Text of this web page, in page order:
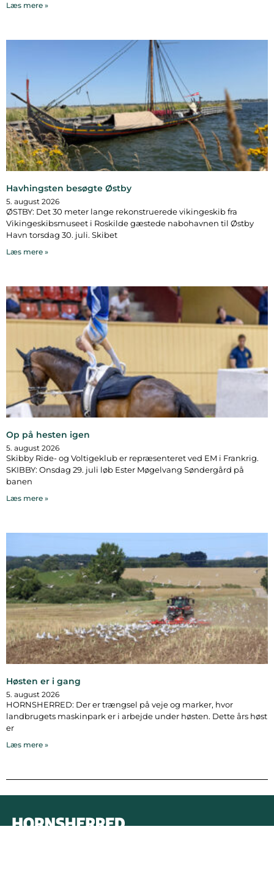
Læs mere »
Havhingsten besøgte Østby
5. august 2026
ØSTBY: Det 30 meter lange rekonstruerede vikingeskib fra
Vikingeskibsmuseet i Roskilde gæstede nabohavnen til Østby
Havn torsdag 30. juli. Skibet
Læs mere »
Op på hesten igen
5. august 2026
Skibby Ride- og Voltigeklub er repræsenteret ved EM i Frankrig.
SKIBBY: Onsdag 29. juli løb Ester Møgelvang Søndergård på
banen
Læs mere »
Høsten er i gang
5. august 2026
HORNSHERRED: Der er trængsel på veje og marker, hvor
landbrugets maskinpark er i arbejde under høsten. Dette års høst
er
Læs mere »